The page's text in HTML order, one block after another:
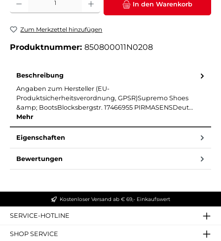
In den Warenkorb
Zum Merkzettel hinzufügen
Produktnummer: 850800011N0208
Beschreibung
Angaben zum Hersteller (EU-
Produktsicherheitsverordnung, GPSR)Supremo Shoes
&amp; BootsBlocksbergstr. 17466955 PIRMASENSDeut…
Mehr
Eigenschaften
Bewertungen
Kostenloser Versand ab € 69,- Einkaufswert
SERVICE-HOTLINE
SHOP SERVICE